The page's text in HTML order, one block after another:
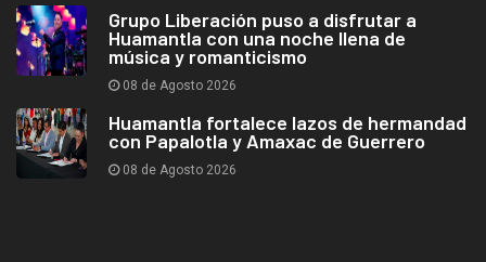
Grupo Liberación puso a disfrutar a
Huamantla con una noche llena de
música y romanticismo
08 de Agosto 2026
Huamantla fortalece lazos de hermandad
con Papalotla y Amaxac de Guerrero
08 de Agosto 2026